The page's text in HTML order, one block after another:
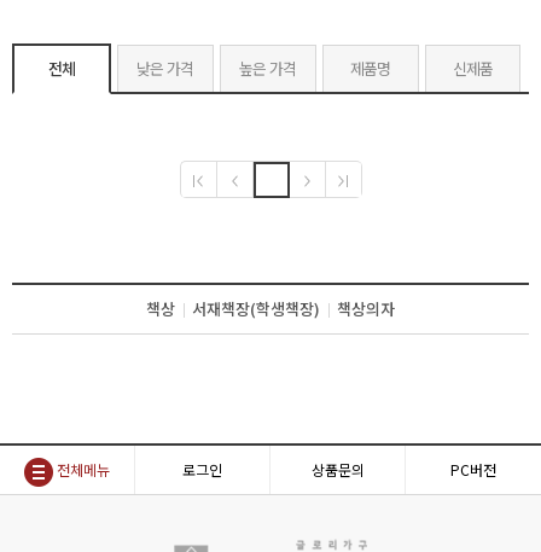
전체 낮은 가격 높은 가격 제품명 신제품
책상 서재책장(학생책장) 책상의자
전체메뉴 로그인 상품문의 PC버전